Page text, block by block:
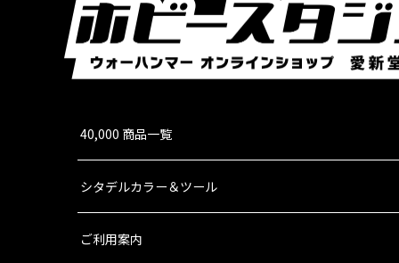
9,300円(税込)
ただいま売り切れ中
ゲーム「Warhammer: The Old World」ハイ
寄せ商品」…
40,000 商品一覧
シタデルカラー＆ツール
ご利用案内